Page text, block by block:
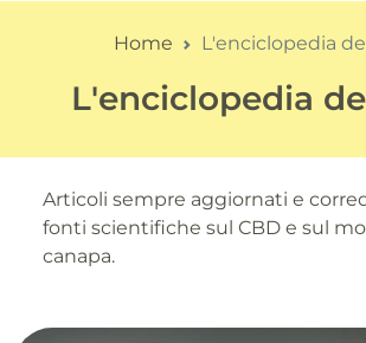
Home L'enciclopedia
L'enciclopedia
Articoli sempre aggiornati e
fonti scientifiche sul CBD e sul
canapa.